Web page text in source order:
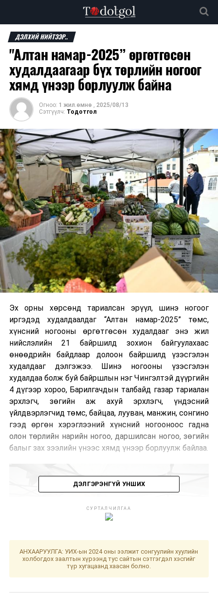
ДЭЛХИЙ НИЙТЭЭР..
"Алтан намар-2025” өргөтгөсөн
худалдаагаар бүх төрлийн ногоог
хямд үнээр борлуулж байна
Огноо: 1 жил.өмнө , 2025/08/13
Сэтгүүлч: Тодотгол
Эх орны хөрсөнд тариалсан эрүүл, шинэ ногоог
иргэдэд худалдаалдаг “Алтан намар-2025” төмс,
хүнсний ногооны өргөтгөсөн худалдааг энэ жил
нийслэлийн 21 байршилд зохион байгуулахаас
өнөөдрийн байдлаар долоон байршилд үзэсгэлэн
худалдааг дэлгэжээ. Шинэ ногооны үзэсгэлэн
худалдаа болж буй байршлын нэг Чингэлтэй дүүргийн
4 дүгээр хороо, Барилгачдын талбайд газар тариалан
эрхлэгч, зөгийн аж ахуй эрхлэгч, үндэсний
үйлдвэрлэгчид төмс, байцаа, лууван, манжин, сонгино
гээд өргөн хэрэглээний хүнсний ногооноос гадна
олон төрлийн нарийн ногоо, даршилсан ногоо, зөгийн
балыг зах зээлийн үнээс хямд үнээр борлуулж байлаа.
ДЭЛГЭРЭНГҮЙ УНШИХ
СУРТАЛЧИЛГАА
АНХААРУУЛГА: УИХ-ын 2024 оны ээлжит сонгуулийн хуулийн
холбогдох заалтын хүрээнд тус сайтын сэтгэгдэл хэсгийг
түр хугацаанд хаасан болно.